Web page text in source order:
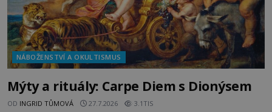
NÁBOŽENSTVÍ A OKULTISMUS
Mýty a rituály: Carpe Diem s Dionýsem
OD INGRID TŮMOVÁ 27.7.2026 3.1TIS